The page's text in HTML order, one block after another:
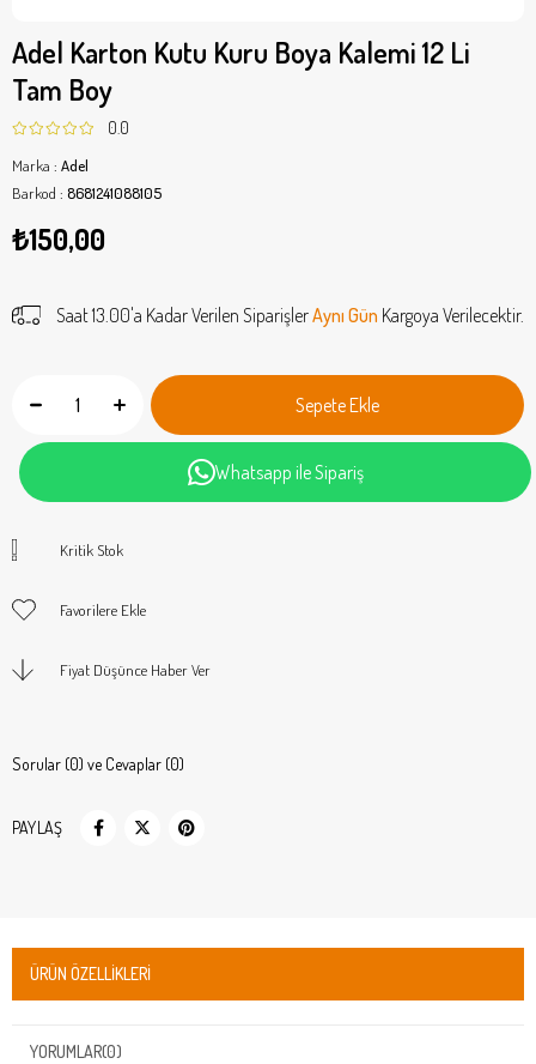
Adel Karton Kutu Kuru Boya Kalemi 12 Li
Tam Boy
0.0
Marka : Adel
Barkod : 8681241088105
₺150,00
Saat 13.00'a Kadar Verilen SiparişlerAynı Gün Kargoya Verilecektir.
Whatsapp ile Sipariş
Kritik Stok
Favorilere Ekle
Fiyat Düşünce Haber Ver
Sorular (0) ve Cevaplar (0)
PAYLAŞ
ÜRÜN ÖZELLIKLERI
YORUMLAR(0)